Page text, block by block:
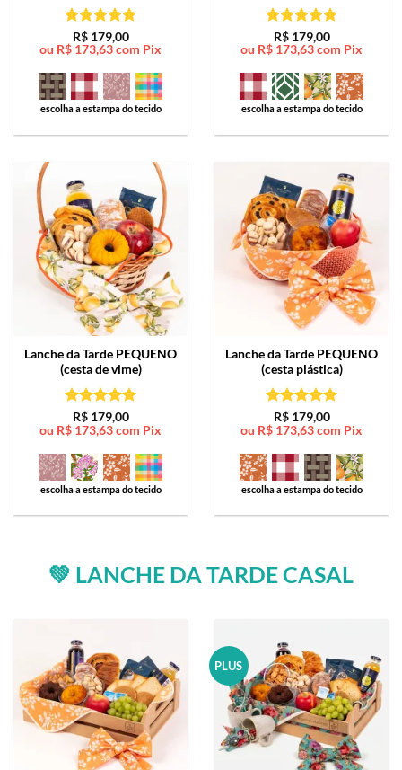
Avaliação5
de 5
R$179,00
ou R$ 173,63com Pix
escolha a estampa do tecido
Avaliação5
de 5
R$179,00
ou R$ 173,63com Pix
escolha a estampa do tecido
Lanche da Tarde PEQUENO
(cesta de vime)
Avaliação5
de 5
R$179,00
ou R$ 173,63com Pix
escolha a estampa do tecido
Lanche da Tarde PEQUENO
(cesta plástica)
Avaliação5
de 5
R$179,00
ou R$ 173,63com Pix
escolha a estampa do tecido
💚 LANCHE DA TARDE CASAL
PLUS